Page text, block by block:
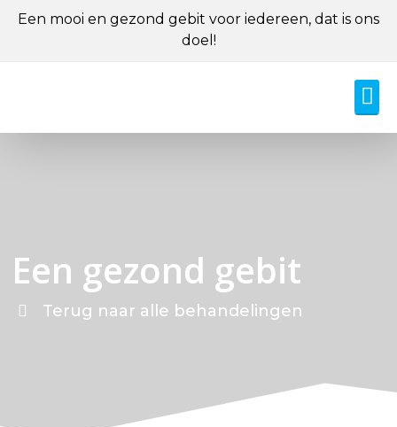
Een mooi en gezond gebit voor iedereen, dat is ons
doel!
Een gezond gebit
Terug naar alle behandelingen